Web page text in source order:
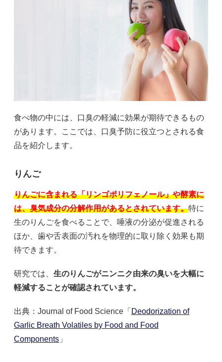
食べ物の中には、口臭の軽減に効果が期待できるもの
があります。ここでは、口臭予防に役立つとされる食
品を紹介します。
りんご
りんごに含まれる「リンゴポリフェノール」や酵素に
は、臭気成分の分解作用があるとされています。特に
生のりんごを食べることで、唾液の分泌が促進される
ほか、歯や舌表面の汚れを物理的に取り除く効果も期
待できます。
研究では、 生のりんごがニンニク由来の臭いを大幅に
軽減することが確認されています。
出典：Journal of Food Science「 Deodorization of
Garlic Breath Volatiles by Food and Food
Components 」